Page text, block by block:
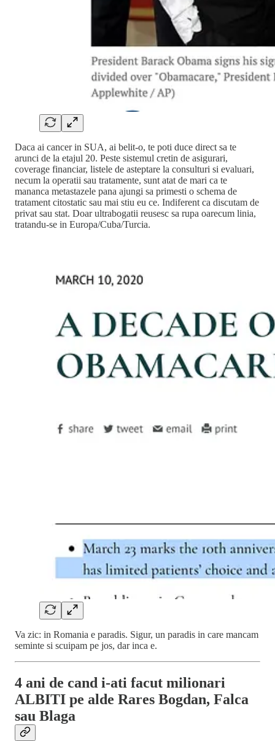
Daca ai cancer in SUA, ai belit-o, te poti duce direct sa te
arunci de la etajul 20. Peste sistemul cretin de asigurari,
coverage financiar, listele de asteptare la consulturi si evaluari,
necum la operatii sau tratamente, sunt atat de mari ca te
mananca metastazele pana ajungi sa primesti o schema de
tratament citostatic sau mai stiu eu ce. Indiferent ca discutam de
privat sau stat. Doar ultrabogatii reusesc sa rupa oarecum linia,
tratandu-se in Europa/Cuba/Turcia.
Va zic: in Romania e paradis. Sigur, un paradis in care mancam
seminte si scuipam pe jos, dar inca e.
4 ani de cand i-ati facut milionari
ALBITI pe alde Rares Bogdan, Falca
sau Blaga